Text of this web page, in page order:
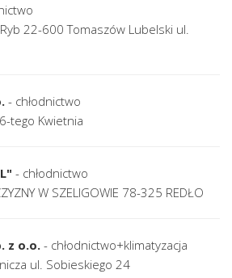
22-600 Tomaszów Lubelski ul.
- chłodnictwo
tego Kwietnia
- chłodnictwo
W SZELIGOWIE 78-325 REDŁO
z o.o. - chłodnictwo+klimatyzacja
ul. Sobieskiego 24